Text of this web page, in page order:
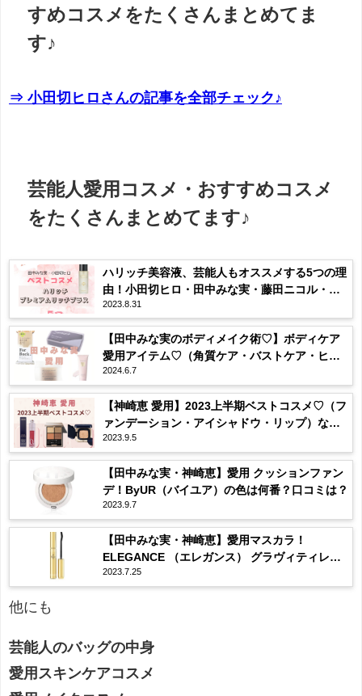
すめコスメをたくさんまとめてま
す♪
⇒ 小田切ヒロさんの記事を全部チェック♪
芸能人愛用コスメ・おすすめコスメ
をたくさんまとめてます♪
ハリッチ美容液、芸能人もオススメする5つの理
由！小田切ヒロ・田中みな実・藤田ニコル・山
田優も愛用♪ハリッチプレミアムリッチプラス
2023.8.31
【田中みな実のボディメイク術♡】ボディケア
愛用アイテム♡（角質ケア・バストケア・ヒッ
プケア）などまとめ♪
2024.6.7
【神崎恵 愛用】2023上半期ベストコスメ♡（フ
ァンデーション・アイシャドウ・リップ）など
まとめ♡
2023.9.5
【田中みな実・神崎恵】愛用 クッションファン
デ！ByUR（バイユア）の色は何番？口コミは？
2023.9.7
【田中みな実・神崎恵】愛用マスカラ！
ELEGANCE （エレガンス） グラヴィティレス
マスカラ ってどんな？
2023.7.25
他にも
芸能人のバッグの中身
愛用スキンケアコスメ